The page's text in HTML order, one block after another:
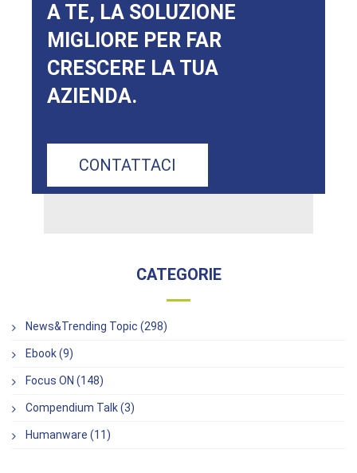
A TE, LA SOLUZIONE
MIGLIORE PER FAR
CRESCERE LA TUA
AZIENDA.
CONTATTACI
CATEGORIE
News&Trending Topic (298)
Ebook (9)
Focus ON (148)
Compendium Talk (3)
Humanware (11)